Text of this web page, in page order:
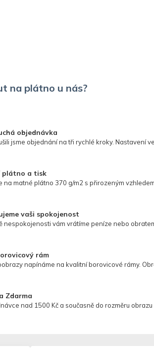
na plátno u nás?
objednávka
jsme objednání na tři rychlé kroky. Nastavení
plátno a tisk
na matné plátno 370 g/m2 s přirozeným
vaši spokojenost
nespokojenosti vám vrátíme peníze nebo
rám
napínáme na kvalitní borovicové rámy.
Zdarma
nad 1500 Kč a současně do rozměru